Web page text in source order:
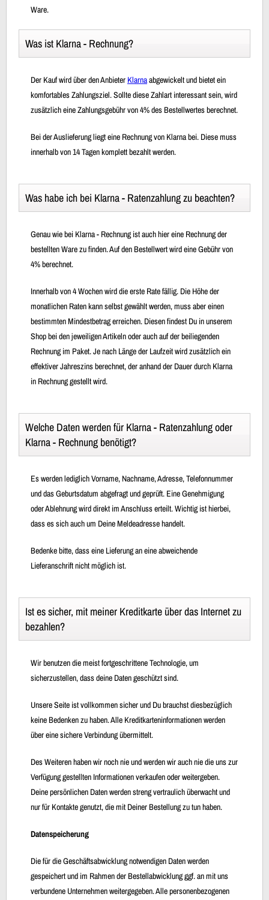
Ware.
Was ist Klarna - Rechnung?
Der Kauf wird über den Anbieter Klarnaabgewickelt und bietet ein
komfortables Zahlungsziel. Sollte diese Zahlart interessant sein, wird
zusätzlich eine Zahlungsgebühr von 4% des Bestellwertes berechnet.
Bei der Auslieferung liegt eine Rechnung von Klarna bei. Diese muss
innerhalb von 14 Tagen komplett bezahlt werden.
Was habe ich bei Klarna - Ratenzahlung zu beachten?
Genau wie bei Klarna - Rechnung ist auch hier eine Rechnung der
bestellten Ware zu finden. Auf den Bestellwert wird eine Gebühr von
4% berechnet.
Innerhalb von 4 Wochen wird die erste Rate fällig. Die Höhe der
monatlichen Raten kann selbst gewählt werden, muss aber einen
bestimmten Mindestbetrag erreichen. Diesen findest Du in unserem
Shop bei den jeweiligen Artikeln oder auch auf der beiliegenden
Rechnung im Paket. Je nach Länge der Laufzeit wird zusätzlich ein
effektiver Jahreszins berechnet, der anhand der Dauer durch Klarna
in Rechnung gestellt wird.
Welche Daten werden für Klarna - Ratenzahlung oder
Klarna - Rechnung benötigt?
Es werden lediglich Vorname, Nachname, Adresse, Telefonnummer
und das Geburtsdatum abgefragt und geprüft. Eine Genehmigung
oder Ablehnung wird direkt im Anschluss erteilt. Wichtig ist hierbei,
dass es sich auch um Deine Meldeadresse handelt.
Bedenke bitte, dass eine Lieferung an eine abweichende
Lieferanschrift nicht möglich ist.
Ist es sicher, mit meiner Kreditkarte über das Internet zu
bezahlen?
Wir benutzen die meist fortgeschrittene Technologie, um
sicherzustellen, dass deine Daten geschützt sind.
Unsere Seite ist vollkommen sicher und Du brauchst diesbezüglich
keine Bedenken zu haben. Alle Kreditkarteninformationen werden
über eine sichere Verbindung übermittelt.
Des Weiteren haben wir noch nie und werden wir auch nie die uns zur
Verfügung gestellten Informationen verkaufen oder weitergeben.
Deine persönlichen Daten werden streng vertraulich überwacht und
nur für Kontakte genutzt, die mit Deiner Bestellung zu tun haben.
Datenspeicherung
Die für die Geschäftsabwicklung notwendigen Daten werden
gespeichert und im Rahmen der Bestellabwicklung ggf. an mit uns
verbundene Unternehmen weitergegeben. Alle personenbezogenen